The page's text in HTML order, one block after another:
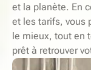
et la planète. En
et les tarifs, vous
le mieux, tout en
prêt à retrouver